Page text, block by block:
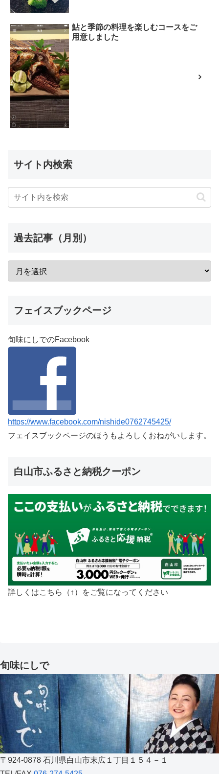
鮎と季節の料理を楽しむコースをご
用意しました
サイト内検索
過去記事（月別）
フェイスブックページ
旬味にしでのFacebook
https://www.facebook.com/nishide0762745425/
フェイスブックページのほうもよろしくおねがいします。
白山市ふるさと納税クーポン
詳しくはこちら（↑）をご覧になってください
旬味にしで
〒924-0878 石川県白山市末広１丁目１５４－１